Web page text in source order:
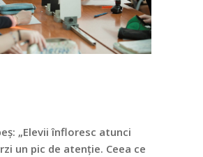
„Elevii înfloresc atunci
un pic de atenție. Ceea ce